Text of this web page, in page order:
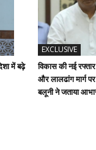
में बढ़े
EXCLUSIVE
विकास की नई
और लालढांग मार्ग
बलूनी ने जताया